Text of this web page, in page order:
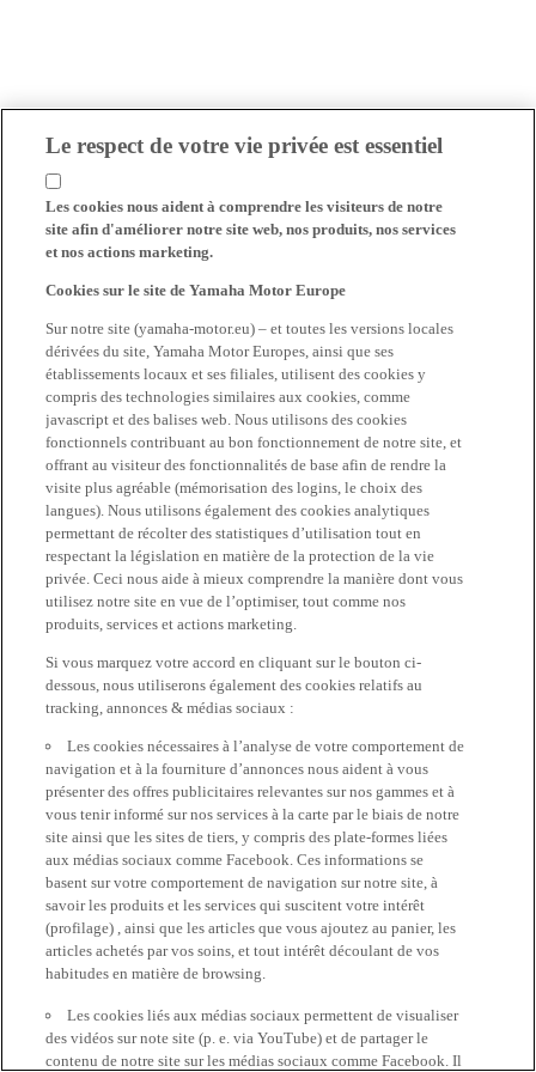
Le respect de votre vie privée est essentiel
Les cookies nous aident à comprendre les visiteurs de notre
site afin d'améliorer notre site web, nos produits, nos services
et nos actions marketing.
Cookies sur le site de Yamaha Motor Europe
Sur notre site (yamaha-motor.eu) – et toutes les versions locales
dérivées du site, Yamaha Motor Europes, ainsi que ses
établissements locaux et ses filiales, utilisent des cookies y
compris des technologies similaires aux cookies, comme
javascript et des balises web. Nous utilisons des cookies
fonctionnels contribuant au bon fonctionnement de notre site, et
offrant au visiteur des fonctionnalités de base afin de rendre la
visite plus agréable (mémorisation des logins, le choix des
langues). Nous utilisons également des cookies analytiques
permettant de récolter des statistiques d’utilisation tout en
respectant la législation en matière de la protection de la vie
privée. Ceci nous aide à mieux comprendre la manière dont vous
utilisez notre site en vue de l’optimiser, tout comme nos
produits, services et actions marketing.
Si vous marquez votre accord en cliquant sur le bouton ci-
dessous, nous utiliserons également des cookies relatifs au
tracking, annonces & médias sociaux :
Les cookies nécessaires à l’analyse de votre comportement de
navigation et à la fourniture d’annonces nous aident à vous
présenter des offres publicitaires relevantes sur nos gammes et à
vous tenir informé sur nos services à la carte par le biais de notre
site ainsi que les sites de tiers, y compris des plate-formes liées
aux médias sociaux comme Facebook. Ces informations se
basent sur votre comportement de navigation sur notre site, à
savoir les produits et les services qui suscitent votre intérêt
(profilage) , ainsi que les articles que vous ajoutez au panier, les
articles achetés par vos soins, et tout intérêt découlant de vos
habitudes en matière de browsing.
Les cookies liés aux médias sociaux permettent de visualiser
des vidéos sur note site (p. e. via YouTube) et de partager le
contenu de notre site sur les médias sociaux comme Facebook. Il